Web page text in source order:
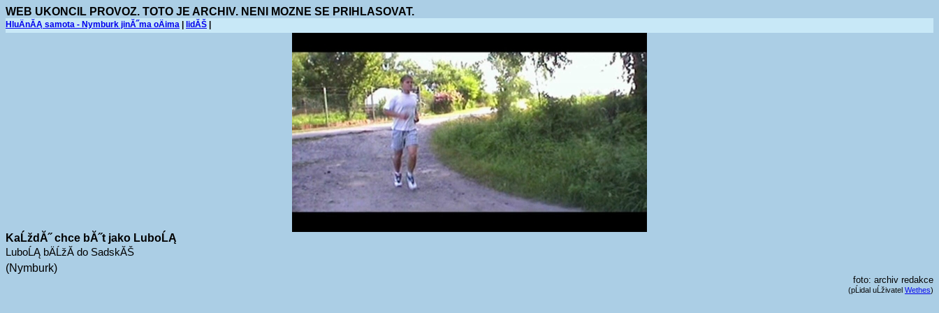
WEB UKONCIL PROVOZ. TOTO JE ARCHIV. NENI MOZNE SE PRIHLASOVAT.
HluÄnĂĄ samota - Nymburk jinĂ˝ma oÄima lidĂŠ
KaĹždĂ˝ chce bĂ˝t jako LuboĹĄ
LuboĹĄ bÄĹžĂ­ do SadskĂŠ
(Nymburk)
foto: archiv redakce
(pĹidal uĹživatel Wethes)